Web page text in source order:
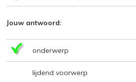
Jouw antwoord:
onderwerp
lijdend voorwerp